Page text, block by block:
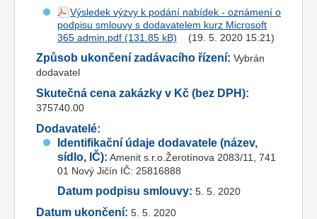
Výsledek výzvy k podání nabídek - oznámení o
podpisu smlouvy s dodavatelem kurz Microsoft
365 admin.pdf
(19. 5. 2020 15:21)
Způsob ukončení zadávacího řízení: Vybrán
dodavatel
Skutečná cena zakázky v Kč (bez DPH):
375740.00
Dodavatelé:
Identifikační údaje dodavatele (název,
sídlo, IČ): Amenit s.r.o.Žerotínova 2083/11, 741
01 Nový Jičín IČ: 25816888
Datum podpisu smlouvy: 5. 5. 2020
Datum ukončení: 5. 5. 2020